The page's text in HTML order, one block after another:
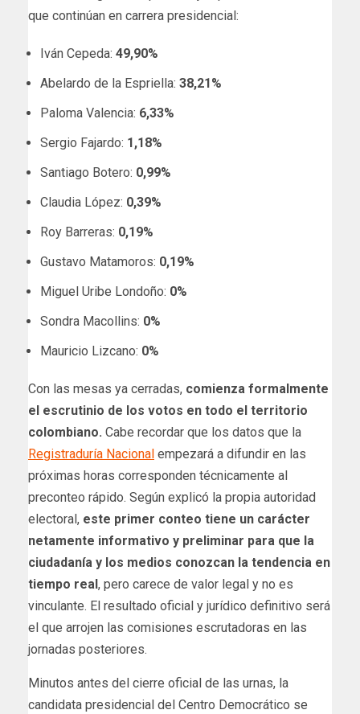
que continúan en carrera presidencial:
Iván Cepeda: 49,90%
Abelardo de la Espriella: 38,21%
Paloma Valencia: 6,33%
Sergio Fajardo: 1,18%
Santiago Botero: 0,99%
Claudia López: 0,39%
Roy Barreras: 0,19%
Gustavo Matamoros: 0,19%
Miguel Uribe Londoño: 0%
Sondra Macollins: 0%
Mauricio Lizcano: 0%
Con las mesas ya cerradas, comienza formalmente
el escrutinio de los votos en todo el territorio
colombiano. Cabe recordar que los datos que la
Registraduría Nacional empezará a difundir en las
próximas horas corresponden técnicamente al
preconteo rápido. Según explicó la propia autoridad
electoral, este primer conteo tiene un carácter
netamente informativo y preliminar para que la
ciudadanía y los medios conozcan la tendencia en
tiempo real , pero carece de valor legal y no es
vinculante. El resultado oficial y jurídico definitivo será
el que arrojen las comisiones escrutadoras en las
jornadas posteriores.
Minutos antes del cierre oficial de las urnas, la
candidata presidencial del Centro Democrático se